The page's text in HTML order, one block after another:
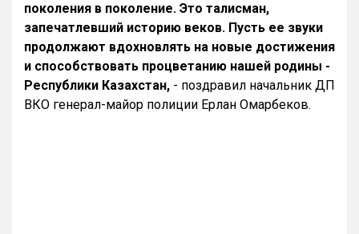
поколения в поколение. Это талисман,
запечатлевший историю веков. Пусть ее звуки
продолжают вдохновлять на новые достижения
и способствовать процветанию нашей родины -
Республики Казахстан, - поздравил начальник ДП
ВКО генерал-майор полиции Ерлан Омарбеков.